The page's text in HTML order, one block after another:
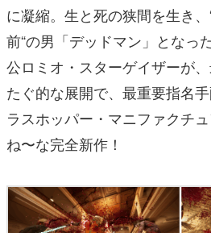
に凝縮。生と死の狭間を生き
前“の男「デッドマン」となっ
公ロミオ・スターゲイザーが
たぐ的な展開で、最重要指名
ラスホッパー・マニファクチ
ね〜な完全新作！